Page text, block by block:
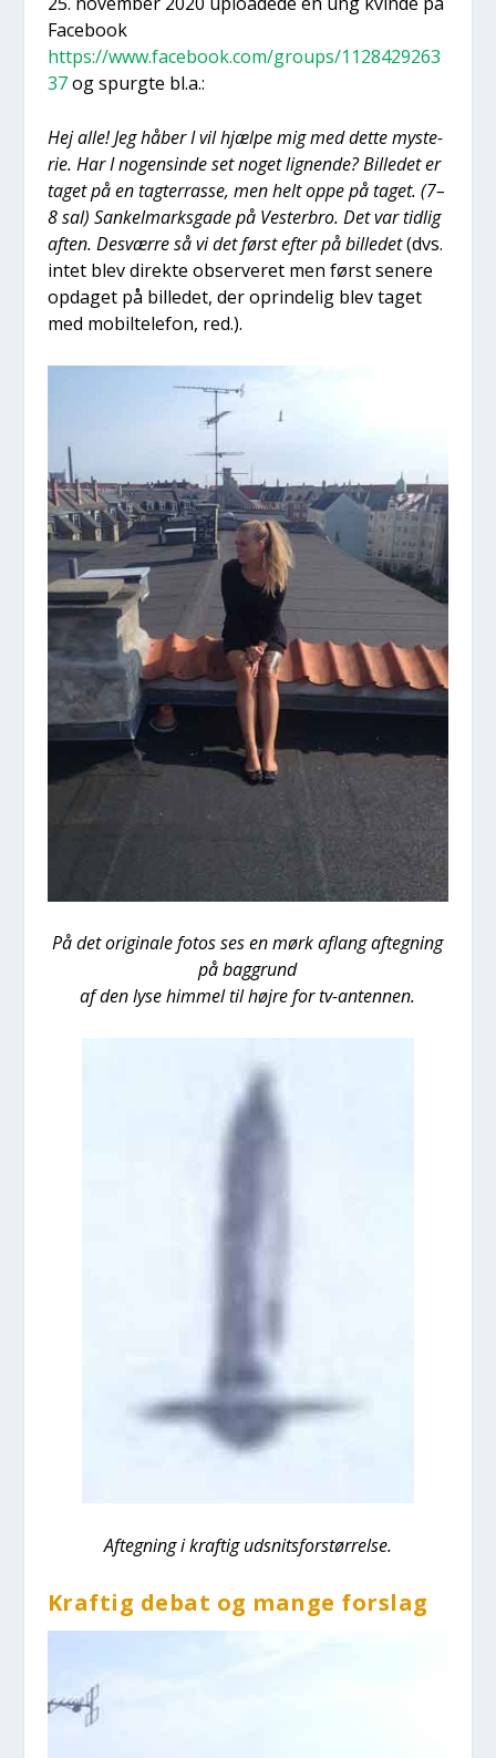
Face­book
https://www.facebook.com/groups/1128429263
37og spurg­te bl.a.:
Hej alle! Jeg håber I vil hjæl­pe mig med det­te myste­
rie. Har I nogen­sin­de set noget lig­nen­de? Bil­le­det er
taget på en tag­ter­ras­se, men helt oppe på taget. (7–
8 sal) San­kel­marks­ga­de på Vester­bro. Det var tid­lig
aften. Desvær­re så vi det først efter på bil­le­det(dvs.
intet blev direk­te obser­ve­ret men først sene­re
opda­get på bil­le­det, der oprin­de­lig blev taget
med mobil­te­le­fon, red.).
På det ori­gi­na­le fotos ses en mørk aflang afteg­ning
på bag­grund
af den lyse him­mel til høj­re for tv-anten­nen.
Afteg­ning i kraf­tig udsnits­for­stør­rel­se.
Kraf­tig debat og man­ge for­slag